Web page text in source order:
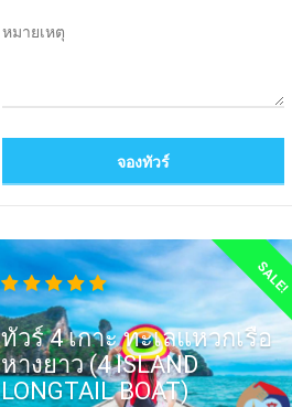
SALE!
ทัวร์ 4 เกาะ ทะเลแหวกเรือ
หางยาว (4 ISLAND
LONGTAIL BOAT)